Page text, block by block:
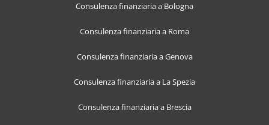
Consulenza finanziaria a Bologna
Consulenza finanziaria a Roma
Consulenza finanziaria a Genova
Consulenza finanziaria a La Spezia
Consulenza finanziaria a Brescia